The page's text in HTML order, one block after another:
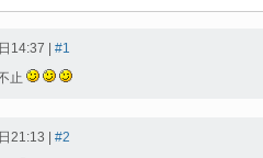
14:37 | #1
止
21:13 | #2